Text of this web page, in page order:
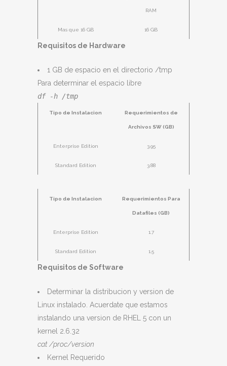
RAM
Mas que 16 GB 16 GB
Requisitos de Hardware
1 GB de espacio en el directorio /tmp
Para determinar el espacio libre
df -h /tmp
Tipo de Instalacion Requerimientos de
Archivos SW (GB)
Enterprise Edition 3.95
Standard Edition 3.88
Tipo de Instalacion Requerimientos Para
Datafiles (GB)
Enterprise Edition 1.7
Standard Edition 1.5
Requisitos de Software
Determinar la distribucion y version de
Linux instalado. Acuerdate que estamos
instalando una version de RHEL 5 con un
kernel 2.6.32
cat /proc/version
Kernel Requerido